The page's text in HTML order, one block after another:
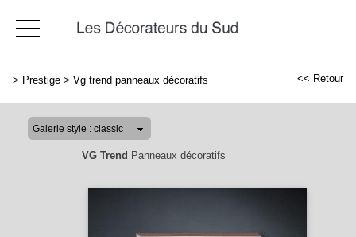
> Prestige > Vg trend panneaux décoratifs << Retour
VG Trend Panneaux décoratifs